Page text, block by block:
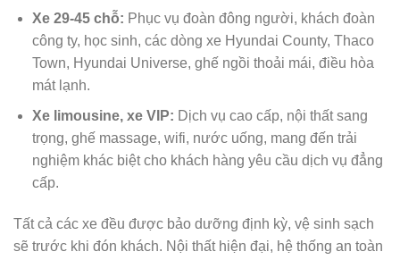
Xe 29-45 chỗ: Phục vụ đoàn đông người, khách đoàn
công ty, học sinh, các dòng xe Hyundai County, Thaco
Town, Hyundai Universe, ghế ngồi thoải mái, điều hòa
mát lạnh.
Xe limousine, xe VIP: Dịch vụ cao cấp, nội thất sang
trọng, ghế massage, wifi, nước uống, mang đến trải
nghiệm khác biệt cho khách hàng yêu cầu dịch vụ đẳng
cấp.
Tất cả các xe đều được bảo dưỡng định kỳ, vệ sinh sạch
sẽ trước khi đón khách. Nội thất hiện đại, hệ thống an toàn